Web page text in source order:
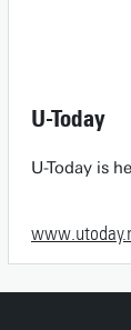
U-Today
U-Today is